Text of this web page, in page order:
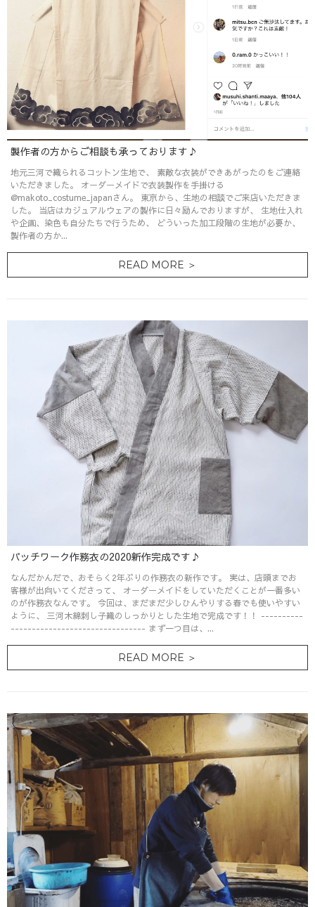
製作者の方からご相談も承っております♪
地元三河で織られるコットン生地で、 素敵な衣装ができあがったのをご連絡
いただきました。 オーダーメイドで衣装製作を手掛ける
@makoto_costume_japanさん。 東京から、生地の相談でご来店いただきま
した。 当店はカジュアルウェアの製作に日々励んでおりますが、 生地仕入れ
や企画、染色も自分たちで行うため、 どういった加工段階の生地が必要か、
製作者の方か...
READ MORE ＞
パッチワーク作務衣の2020新作完成です♪
なんだかんだで、おそらく2年ぶりの作務衣の新作です。 実は、店頭までお
客様が出向いてくださって、 オーダーメイドをしていただくことが一番多い
のが作務衣なんです。 今回は、まだまだ少しひんやりする春でも使いやすい
ように、 三河木綿刺し子織のしっかりとした生地で完成です！！ ----------
-------------------------------- まず一つ目は、...
READ MORE ＞